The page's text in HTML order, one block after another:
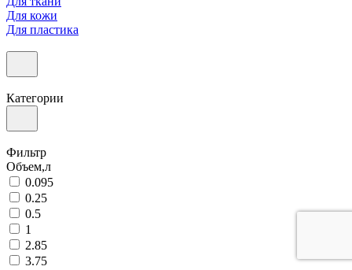
Для кожи
Для пластика
Категории
Фильтр
Объем,л
0.095
0.25
0.5
1
2.85
3.75